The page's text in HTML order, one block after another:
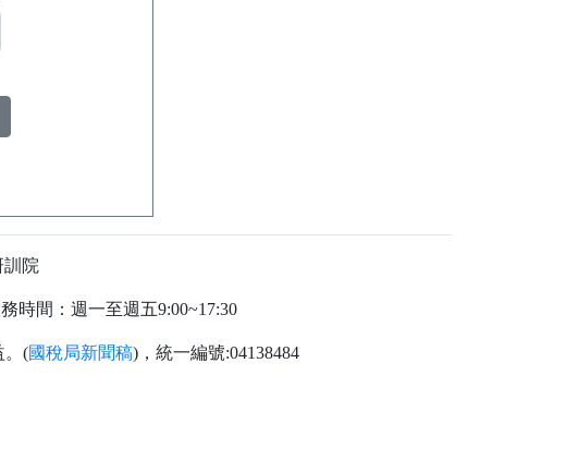
院
時間：週一至週五9:00~17:30
。(國稅局新聞稿)，統一編號:04138484